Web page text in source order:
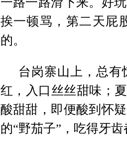
挨一顿骂，第二天屁
的。
台岗寨山上，总
红，入口丝丝甜味；
酸甜甜，即便酸到怀
的“野茄子”，吃得牙